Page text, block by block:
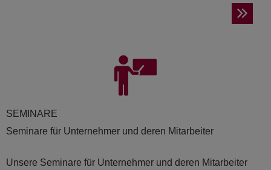
SE­MI­NA­RE
Seminare für Unternehmer und deren Mitarbeiter
Unsere Seminare für Unternehmer und deren Mitarbeiter